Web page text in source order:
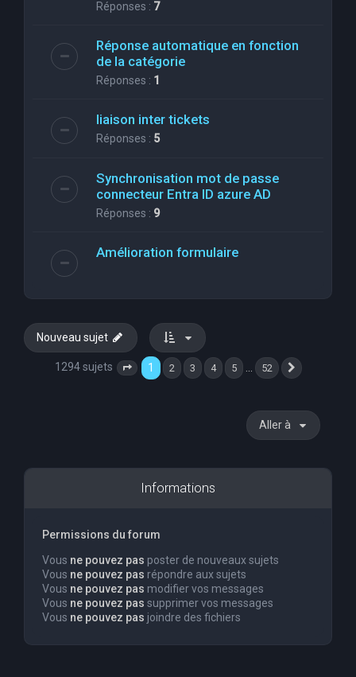
Réponses : 7
Réponse automatique en fonction
de la catégorie
Réponses : 1
liaison inter tickets
Réponses : 5
Synchronisation mot de passe
connecteur Entra ID azure AD
Réponses : 9
Amélioration formulaire
Nouveau sujet
1294 sujets Page 1 sur 52
1 2 3 4 5 52
Aller à
Informations
Permissions du forum
Vous ne pouvez pas poster de nouveaux sujets
Vous ne pouvez pas répondre aux sujets
Vous ne pouvez pas modifier vos messages
Vous ne pouvez pas supprimer vos messages
Vous ne pouvez pas joindre des fichiers